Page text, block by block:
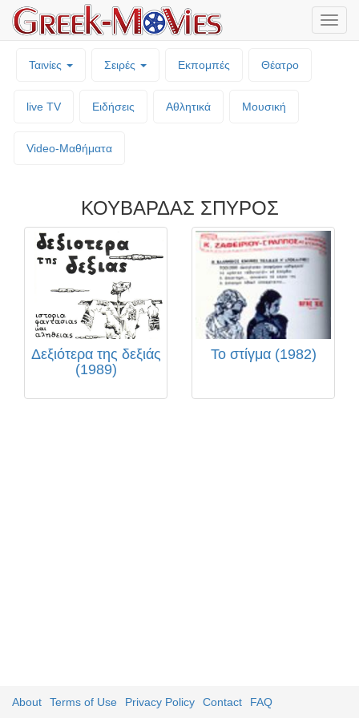
Ταινίες Σειρές Εκπομπές Θέατρο
live TV Ειδήσεις Αθλητικά Μουσική
Video-Mαθήματα
ΚΟΥΒΑΡΔΑΣ ΣΠΥΡΟΣ
Δεξιότερα της δεξιάς
(1989)
Το στίγμα (1982)
About Terms of Use Privacy Policy Contact FAQ